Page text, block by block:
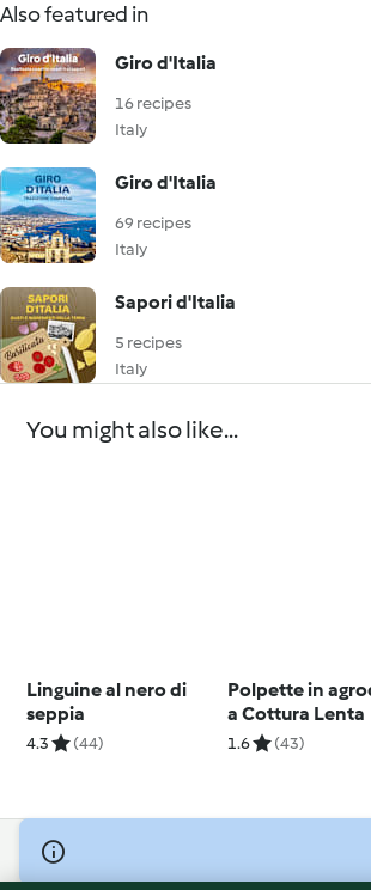
Also featured in
Giro d'Italia
16 recipes
Italy
Giro d'Italia
69 recipes
Italy
Sapori d'Italia
5 recipes
Italy
You might also like...
Linguine al nero di
seppia
4.3 (44)
Polpette in
a Cottura Lenta
1.6 (43)
© Copyright 2026